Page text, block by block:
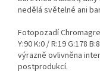
nedělá světelné ani
Fotopozadí
Y:90 K:0 / R:19 G:178
výrazně ovlivněna
postprodukcí.